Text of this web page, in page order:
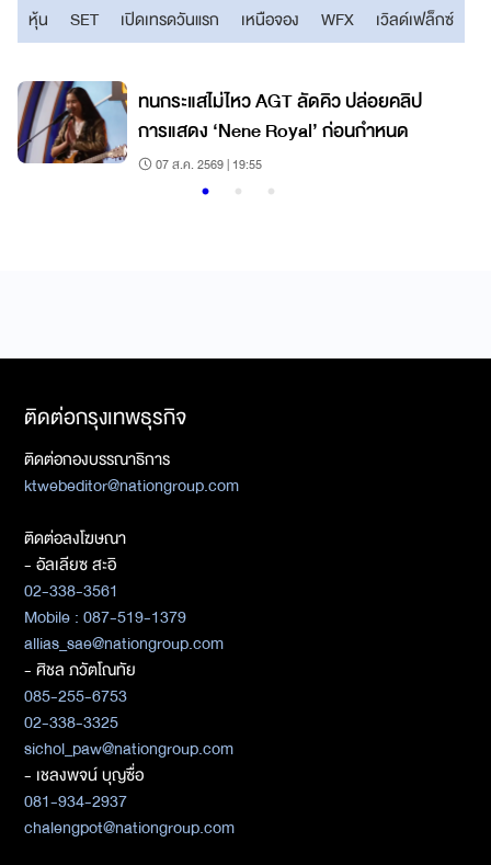
หุ้น SET เปิดเทรดวันแรก เหนือจอง WFX เวิลด์เฟล็กซ์
ทนกระแสไม่ไหว AGT ลัดคิว ปล่อยคลิป
การแสดง ‘Nene Royal’ ก่อนกำหนด
07 ส.ค. 2569 | 19:55
ติดต่อกรุงเทพธุรกิจ
ติดต่อกองบรรณาธิการ
ktwebeditor@nationgroup.com
ติดต่อลงโฆษณา
- อัลเลียซ สะอิ
02-338-3561
Mobile : 087-519-1379
allias_sae@nationgroup.com
- ศิชล ภวัตโณทัย
085-255-6753
02-338-3325
sichol_paw@nationgroup.com
- เชลงพจน์ บุญซื่อ
081-934-2937
chalengpot@nationgroup.com